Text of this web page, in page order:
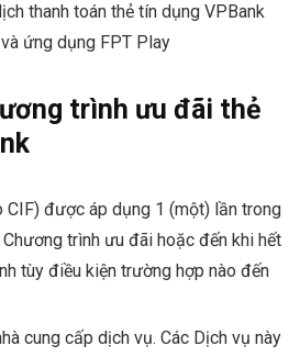
thanh toán thẻ tín dụng VPBank
ứng dụng FPT Play
trình ưu đãi thẻ
CIF) được áp dụng 1 (một) lần trong
trình ưu đãi hoặc đến khi hết
tùy điều kiện trường hợp nào đến
cung cấp dịch vụ. Các Dịch vụ này